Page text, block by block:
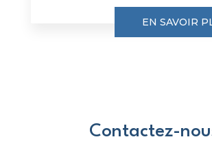
EN SAVOIR
Contactez-